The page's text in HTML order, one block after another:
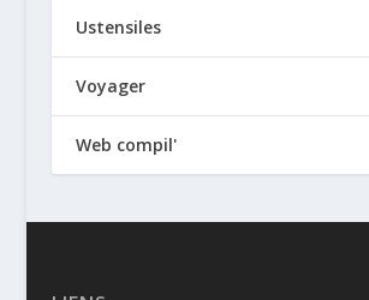
Ustensiles
Voyager
Web compil'